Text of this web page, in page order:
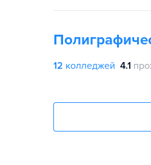
12 колледжей 4.1